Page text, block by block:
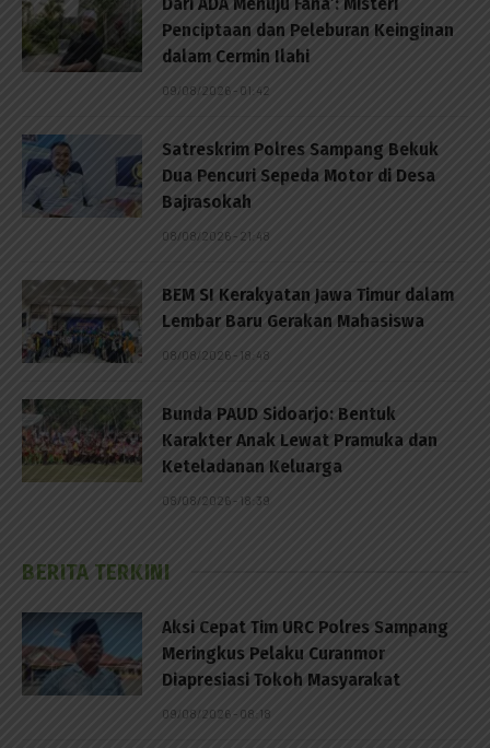
Penciptaan dan Peleburan Keinginan
dalam Cermin Ilahi
09/08/2026 - 01:42
Satreskrim Polres Sampang Bekuk
Dua Pencuri Sepeda Motor di Desa
Bajrasokah
08/08/2026 - 21:48
BEM SI Kerakyatan Jawa Timur dalam
Lembar Baru Gerakan Mahasiswa
08/08/2026 - 18:48
Bunda PAUD Sidoarjo: Bentuk
Karakter Anak Lewat Pramuka dan
Keteladanan Keluarga
08/08/2026 - 18:39
BERITA TERKINI
Aksi Cepat Tim URC Polres Sampang
Meringkus Pelaku Curanmor
Diapresiasi Tokoh Masyarakat
09/08/2026 - 08:18